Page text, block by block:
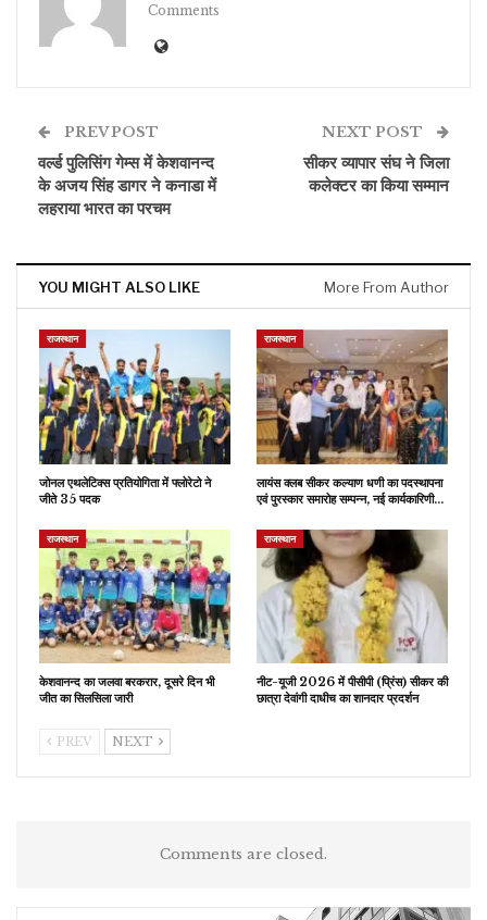
Comments
PREV POST
वर्ल्ड पुलिसिंग गेम्स में केशवानन्द
के अजय सिंह डागर ने कनाडा में
लहराया भारत का परचम
NEXT POST
सीकर व्यापार संघ ने जिला
कलेक्टर का किया सम्मान
YOU MIGHT ALSO LIKE More From Author
राजस्थान
जोनल एथलेटिक्स प्रतियोगिता में फ्लोरेटो ने
जीते 35 पदक
राजस्थान
लायंस क्लब सीकर कल्याण धणी का पदस्थापना
एवं पुरस्कार समारोह सम्पन्न, नई कार्यकारिणी…
राजस्थान
केशवानन्द का जलवा बरकरार, दूसरे दिन भी
जीत का सिलसिला जारी
राजस्थान
नीट-यूजी 2026 में पीसीपी (प्रिंस) सीकर की
छात्रा देवांगी दाधीच का शानदार प्रदर्शन
PREV NEXT
Comments are closed.